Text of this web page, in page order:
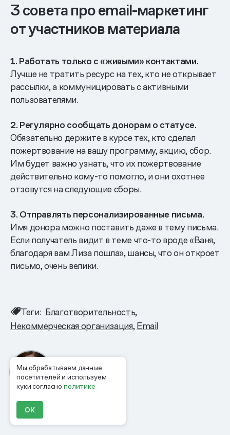
Мы обрабатываем данные
посетителей и используем
куки согласнополитике
ОК
3 совета про email-маркетинг
от участников материала
1. Работать только с «живыми» контактами.
Лучше не тратить ресурс на тех, кто не открывает
рассылки, а коммуницировать с активными
пользователями.
2. Регулярно сообщать донорам о статусе.
Обязательно держите в курсе тех, кто сделал
пожертвование на вашу программу, акцию, сбор.
Им будет важно узнать, что их пожертвование
действительно кому-то помогло, и они охотнее
отзовутся на следующие сборы.
3. Отправлять персонализированные письма.
Имя донора можно поставить даже в тему письма.
Если получатель видит в теме что-то вроде «Ваня,
благодаря вам Лиза пошла», шансы, что он откроет
письмо, очень велики.
Теги: Благотворительность
Некоммерческая организация Email
Элиза Али
Автор Mindbox